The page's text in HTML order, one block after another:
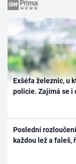
Exšéfa železnic, u
policie. Zajímá se i
Poslední
každou lež a faleš,